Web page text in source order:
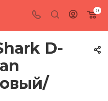
0
D-